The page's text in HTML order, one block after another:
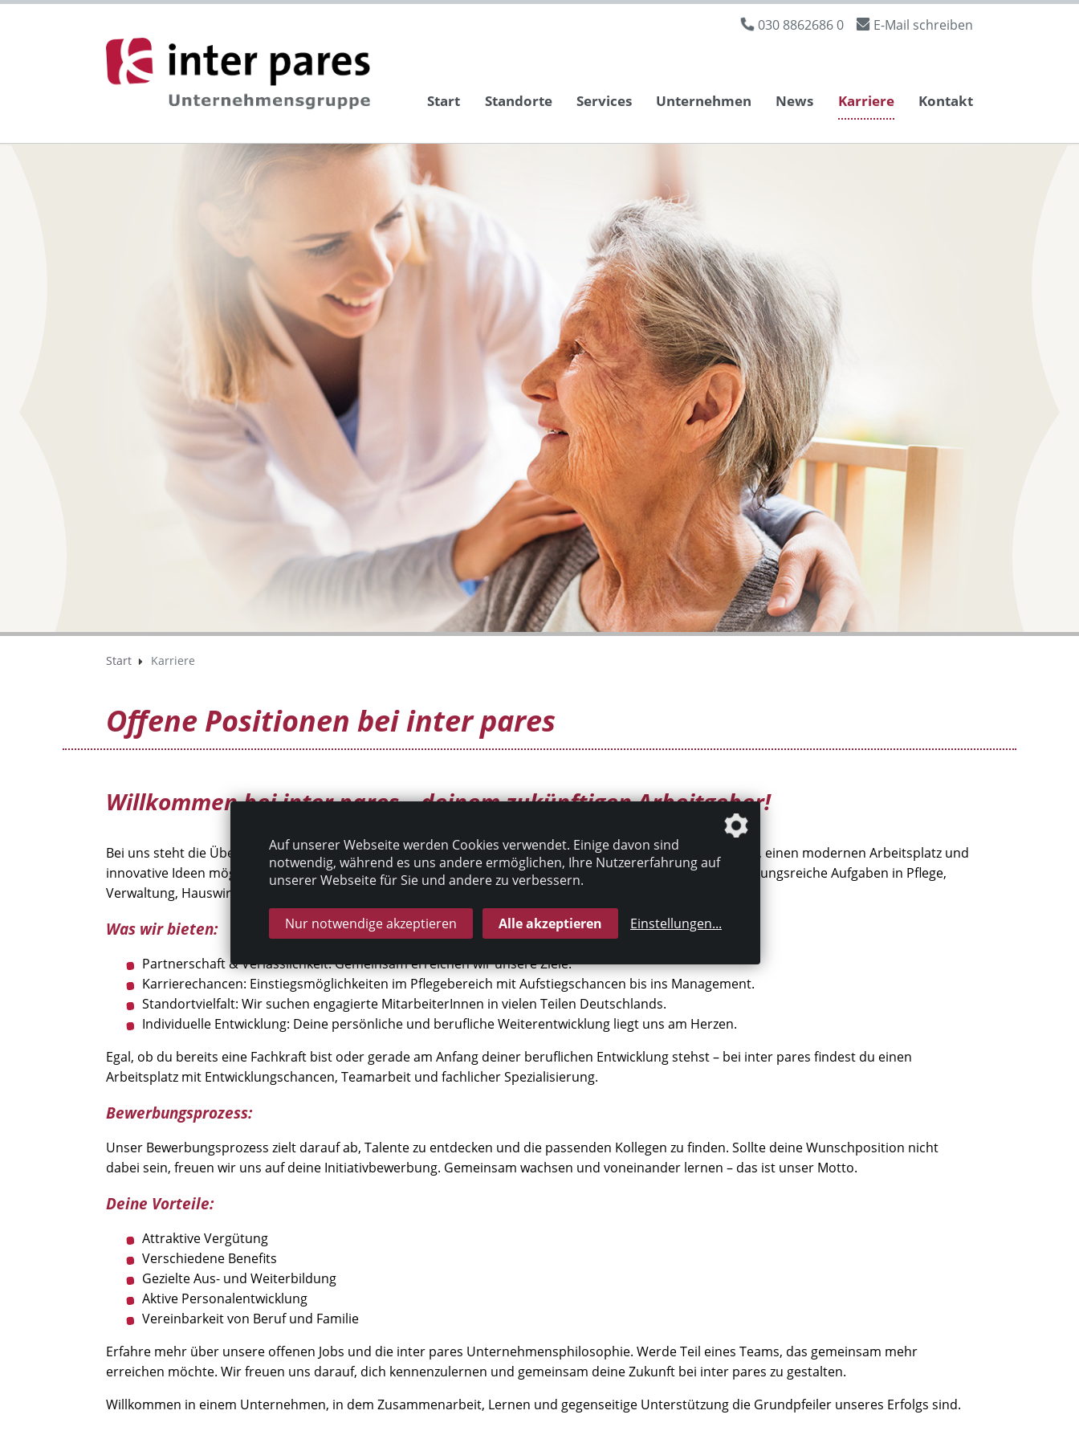
030 8862686 0 E-Mail schreiben
Start Standorte Services Unternehmen News Karriere Kontakt
Start Karriere
Offene Positionen bei inter pares
Willkommen bei inter pares – deinem zukünftigen Arbeitgeber!
Bei uns steht die Überzeugung im Mittelpunkt, dass exzellente Pflege nur durch zufriedene MitarbeiterInnen, einen modernen Arbeitsplatz und
innovative Ideen möglich ist. In der inter pares Unternehmensgruppe erwarten dich vielfältige und abwechslungsreiche Aufgaben in Pflege,
Verwaltung, Hauswirtschaft und Qualitätsmanagement.
Was wir bieten:
Partnerschaft & Verlässlichkeit: Gemeinsam erreichen wir unsere Ziele.
Karrierechancen: Einstiegsmöglichkeiten im Pflegebereich mit Aufstiegschancen bis ins Management.
Standortvielfalt: Wir suchen engagierte MitarbeiterInnen in vielen Teilen Deutschlands.
Individuelle Entwicklung: Deine persönliche und berufliche Weiterentwicklung liegt uns am Herzen.
Egal, ob du bereits eine Fachkraft bist oder gerade am Anfang deiner beruflichen Entwicklung stehst – bei inter pares findest du einen
Arbeitsplatz mit Entwicklungschancen, Teamarbeit und fachlicher Spezialisierung.
Bewerbungsprozess:
Unser Bewerbungsprozess zielt darauf ab, Talente zu entdecken und die passenden Kollegen zu finden. Sollte deine Wunschposition nicht
dabei sein, freuen wir uns auf deine Initiativbewerbung. Gemeinsam wachsen und voneinander lernen – das ist unser Motto.
Deine Vorteile:
Attraktive Vergütung
Verschiedene Benefits
Gezielte Aus- und Weiterbildung
Aktive Personalentwicklung
Vereinbarkeit von Beruf und Familie
Erfahre mehr über unsere offenen Jobs und die inter pares Unternehmensphilosophie. Werde Teil eines Teams, das gemeinsam mehr
erreichen möchte. Wir freuen uns darauf, dich kennenzulernen und gemeinsam deine Zukunft bei inter pares zu gestalten.
Willkommen in einem Unternehmen, in dem Zusammenarbeit, Lernen und gegenseitige Unterstützung die Grundpfeiler unseres Erfolgs sind.
Auf unserer Webseite werden Cookies verwendet. Einige davon sind
notwendig, während es uns andere ermöglichen, Ihre Nutzererfahrung auf
unserer Webseite für Sie und andere zu verbessern.
Nur notwendige akzeptieren Alle akzeptieren Einstellungen...